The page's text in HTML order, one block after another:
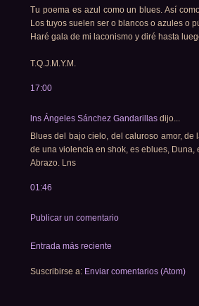
Tu poema es azul como un blues. Así
Los tuyos suelen ser o blancos o azules o
Haré gala de mi laconismo y diré hasta
T.Q.J.M.Y.M.
17:00
lns Ángeles Sánchez Gandarillas dijo...
Blues del bajo cielo, del caluroso amor,
de una violencia en shok, es eblues, Duna,
Abrazo. Lns
01:46
Publicar un comentario
Entrada más reciente
Suscribirse a: Enviar comentarios (Atom)